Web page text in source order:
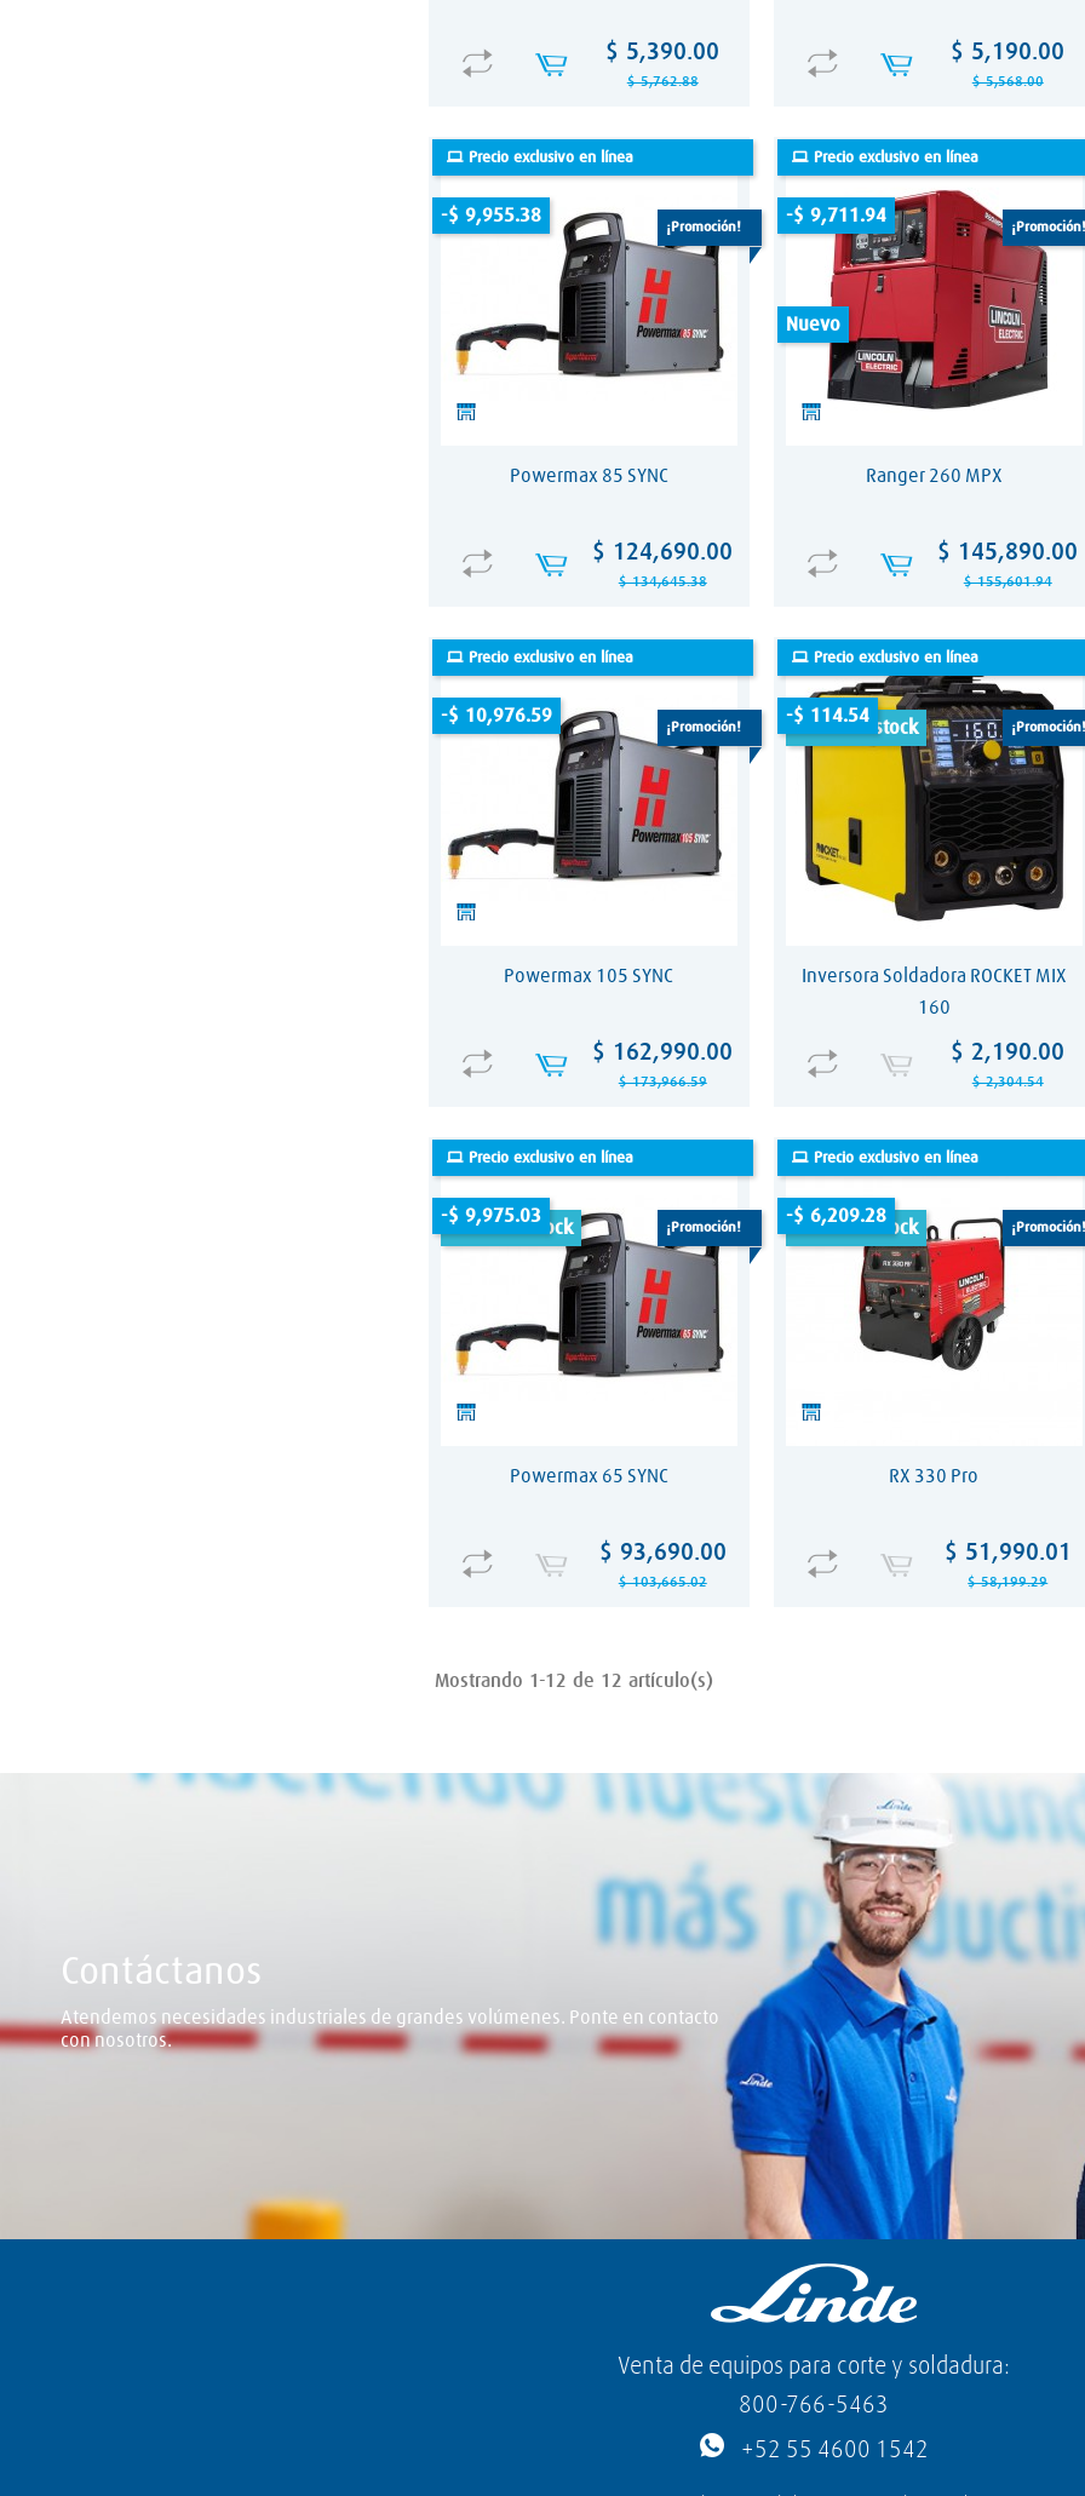
$ 5,390.00
Precio
base$ 5,762.88
Precio $ 5,190.00
Precio
base$ 5,568.00
Precio
Powermax 85 SYNC
$ 124,690.00
Precio
base$ 134,645.38
-$ 9,955.38
Precio
Precio exclusivo en línea
¡promoción!
Ranger 260 MPX
$ 145,890.00
Precio
base$ 155,601.94
-$ 9,711.94
Precio
Precio exclusivo en línea
¡promoción!
nuevo
Powermax 105 SYNC
$ 162,990.00
Precio
base$ 173,966.59
-$ 10,976.59
Precio
Precio exclusivo en línea
¡promoción!
Inversora Soldadora ROCKET MIX
160
$ 2,190.00
Precio
base$ 2,304.54
-$ 114.54
Precio
Precio exclusivo en línea
¡promoción!
fuera de stock
Powermax 65 SYNC
$ 93,690.00
Precio
base$ 103,665.02
-$ 9,975.03
Precio
Precio exclusivo en línea
¡promoción!
fuera de stock
RX 330 Pro
$ 51,990.01
Precio
base$ 58,199.29
-$ 6,209.28
Precio
Precio exclusivo en línea
¡promoción!
fuera de stock
Mostrando 1-12 de 12 artículo(s)
Contáctanos
Atendemos necesidades industriales de grandes volúmenes. Ponte en contacto
con nosotros.
Venta de equipos para corte y soldadura:
800-766-5463
+52 55 4600 1542